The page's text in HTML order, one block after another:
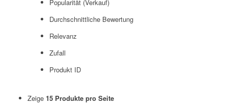
Popularität (Verkauf)
Durchschnittliche Bewertung
Relevanz
Zufall
Produkt ID
Zeige 15 Produkte pro Seite